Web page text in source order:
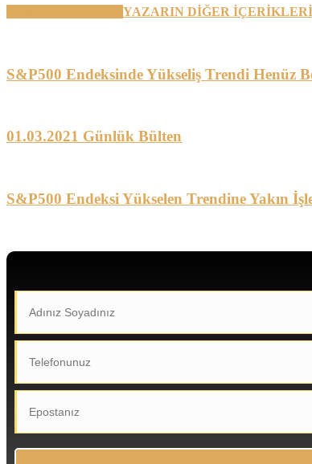
YAZARIN DİĞER İÇERİKLERİ
S&P500 Endeksinde Yükseliş Trendi Henüz
01.03.2021 Günlük Bülten
S&P500 Endeksi Yükselen Trendine Yakın